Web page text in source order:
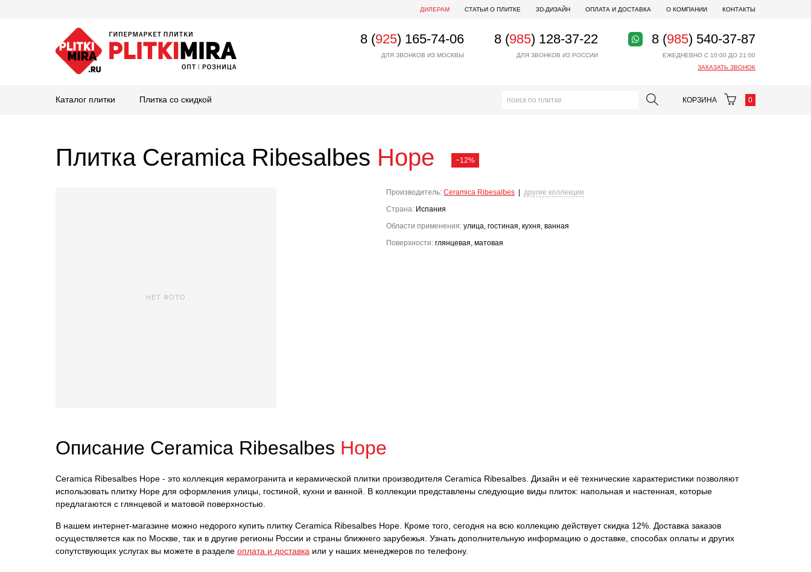
ДИЛЕРАМ СТАТЬИ О ПЛИТКЕ 3D-ДИЗАЙН ОПЛАТА И ДОСТАВКА О КОМПАНИИ КОНТАКТЫ
8 (925) 165-74-06
ДЛЯ ЗВОНКОВ ИЗ МОСКВЫ
8 (985) 128-37-22
ДЛЯ ЗВОНКОВ ИЗ РОССИИ
8 (985) 540-37-87
ЕЖЕДНЕВНО С 10:00 ДО 21:00
ЗАКАЗАТЬ ЗВОНОК
Каталог плитки Плитка со скидкой КОРЗИНА 0
Плитка Ceramica Ribesalbes Hope −12%
НЕТ ФОТО
Производитель: Ceramica Ribesalbes
другие коллекции
Страна: Испания
Области применения: улица, гостиная, кухня, ванная
Поверхности: глянцевая, матовая
Описание Ceramica Ribesalbes Hope
Ceramica Ribesalbes Hope - это коллекция керамогранита и керамической плитки производителя Ceramica Ribesalbes. Дизайн и её технические характеристики позволяют
использовать плитку Hope для оформления улицы, гостиной, кухни и ванной. В коллекции представлены следующие виды плиток: напольная и настенная, которые
предлагаются с глянцевой и матовой поверхностью.
В нашем интернет-магазине можно недорого купить плитку Ceramica Ribesalbes Hope. Кроме того, сегодня на всю коллекцию действует скидка 12%. Доставка заказов
осуществляется как по Москве, так и в другие регионы России и страны ближнего зарубежья. Узнать дополнительную информацию о доставке, способах оплаты и других
сопутствующих услугах вы можете в разделе оплата и доставка или у наших менеджеров по телефону.